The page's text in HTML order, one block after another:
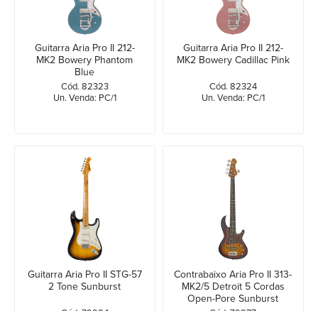
Guitarra Aria Pro II 212-
MK2 Bowery Phantom
Blue
Cód. 82323
Un. Venda: PC/1
Guitarra Aria Pro II 212-
MK2 Bowery Cadillac Pink
Cód. 82324
Un. Venda: PC/1
Guitarra Aria Pro II STG-57
2 Tone Sunburst
Contrabaixo Aria Pro II 313-
MK2/5 Detroit 5 Cordas
Open-Pore Sunburst